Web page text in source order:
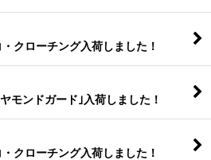
クローチング入荷しました！
モンドガード｣入荷しました！
クローチング入荷しました！